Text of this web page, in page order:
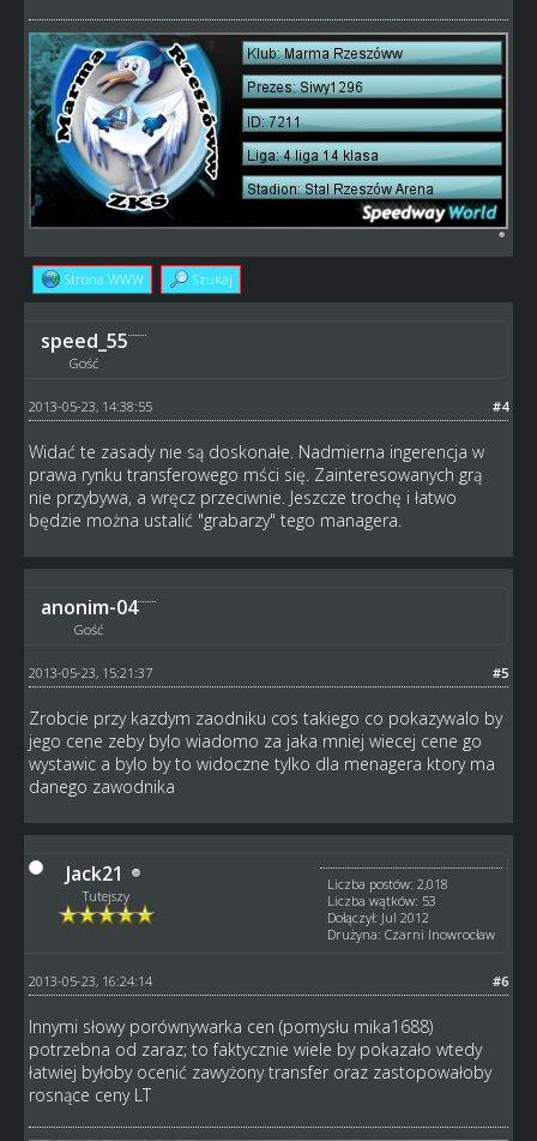
Strona WWW Szukaj
speed_55
Gość
#4
2013-05-23, 14:38:55
Widać te zasady nie są doskonałe. Nadmierna ingerencja w
prawa rynku transferowego mści się. Zainteresowanych grą
nie przybywa, a wręcz przeciwnie. Jeszcze trochę i łatwo
będzie można ustalić "grabarzy" tego managera.
anonim-04
Gość
#5
2013-05-23, 15:21:37
Zrobcie przy kazdym zaodniku cos takiego co pokazywalo by
jego cene zeby bylo wiadomo za jaka mniej wiecej cene go
wystawic a bylo by to widoczne tylko dla menagera ktory ma
danego zawodnika
Jack21
Tutejszy
Liczba postów: 2,018
Liczba wątków: 53
Dołączył: Jul 2012
Drużyna: Czarni Inowrocław
#6
2013-05-23, 16:24:14
Innymi słowy porównywarka cen (pomysłu mika1688)
potrzebna od zaraz; to faktycznie wiele by pokazało wtedy
łatwiej byłoby ocenić zawyżony transfer oraz zastopowałoby
rosnące ceny LT